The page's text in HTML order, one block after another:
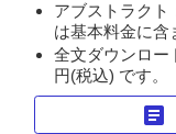
アブストラクト
は基本料金に含
全文ダウンロー
円(税込) です。
article